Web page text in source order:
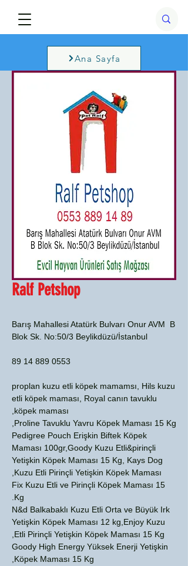
Ana Sayfa
Ralf Petshop
Barış Mahallesi Atatürk Bulvarı Onur AVM B
Blok Sk. No:50/3 Beylikdüzü/İstanbul
0553 889 14 89
proplan kuzu etli köpek mamamsı, Hils kuzu
etli köpek maması, Royal canın tavuklu
köpek maması,
Proline Tavuklu Yavru Köpek Maması 15 Kg,
Pedigree Pouch Erişkin Biftek Köpek
Maması 100gr,Goody Kuzu Etli&pirinçli
Yetişkin Köpek Maması 15 Kg, Kays Dog
Kuzu Etli Pirinçli Yetişkin Köpek Maması,
Fix Kuzu Etli ve Pirinçli Köpek Maması 15
Kg.
N&d Balkabaklı Kuzu Etli Orta ve Büyük Irk
Yetişkin Köpek Maması 12 kg,Enjoy Kuzu
Etli Pirinçli Yetişkin Köpek Maması 15 Kg,
Goody High Energy Yüksek Enerji Yetişkin
Köpek Maması 15 Kg,